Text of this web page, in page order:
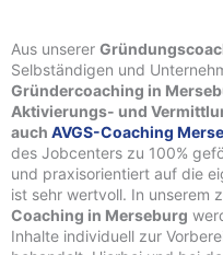
Aus unserer
Selbständigen und
Gründercoaching in
Aktivierungs- und
auch AVGS-Coaching
des Jobcenters zu 100%
und praxisorientiert auf die
ist sehr wertvoll. In unserem
Coaching in Merseburg
Inhalte individuell zur